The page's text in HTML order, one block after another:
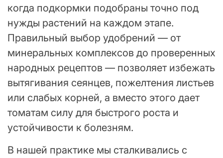
когда подкормки подобраны точно под
нужды растений на каждом этапе.
Правильный выбор удобрений — от
минеральных комплексов до проверенных
народных рецептов — позволяет избежать
вытягивания сеянцев, пожелтения листьев
или слабых корней, а вместо этого дает
томатам силу для быстрого роста и
устойчивости к болезням.
В нашей практике мы сталкивались с